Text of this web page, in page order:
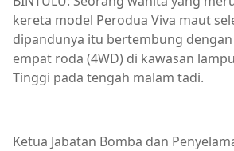
kereta model Perodua Viva maut
dipandunya itu bertembung
empat roda (4WD) di kawasan
Tinggi pada tengah malam tadi.
Ketua Jabatan Bomba dan